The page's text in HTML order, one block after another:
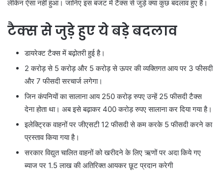
लेकिन ऐसा नहीं हुआ। जानिए इस बजट में टैक्स से जुड़े क्या कुछ बदलाव हुए हैं।
टैक्स से जुड़े हुए ये बड़े बदलाव
डायरेक्ट टैक्स में बढ़ोतरी हुई है।
2 करोड़ से 5 करोड़ और 5 करोड़ से ऊपर की व्यक्तिगत आय पर 3 फीसदी
और 7 फीसदी सरचार्ज लगेगा।
जिन कंपनियों का सालाना आय 250 करोड़ रुपए उन्हें 25 फीसदी टैक्स
देना होता था। अब इसे बढ़ाकर 400 करोड़ रुपए सालाना कर दिया गया है।
इलेक्ट्रिक वाहनों पर जीएसटी 12 फीसदी से कम करके 5 फीसदी करने का
प्रस्ताव किया गया है।
सरकार विद्युत चालित वाहनों को खरीदने के लिए ऋणों पर अदा किये गए
ब्याज पर 1.5 लाख की अतिरिक्त आयकर छूट प्रदान करेगी